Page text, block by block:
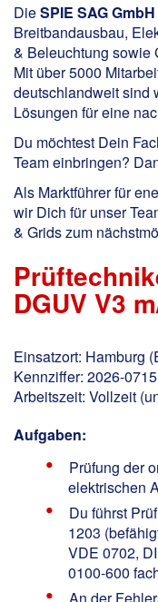
DieSPIE SAG GmbH
Breitbandausbau,
& Beleuchtung sowie
Mit über 5000
deutschlandweit sind
Lösungen für eine
Du möchtest Dein
Team einbringen?
Als Marktführer für
wir Dich für unser
& Grids zum
DGUV V3
Einsatzort: Hamburg
Kennziffer: 2026-0715
Arbeitszeit: Vollzeit
Aufgaben:
Prüfung der
elektrischen
Du führst
1203
VDE 0702,
0100-600
An der